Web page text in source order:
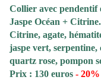
Collier avec pendentif
Jaspe Océan + Citrine.
Citrine, agate,
jaspe vert, serpentine,
quartz rose, pompon
Prix : 130 euros - 20%